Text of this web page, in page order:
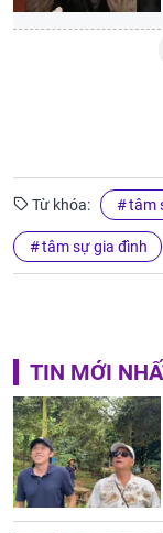
Từ khóa: tâm
tâm sự gia đình
TIN MỚI